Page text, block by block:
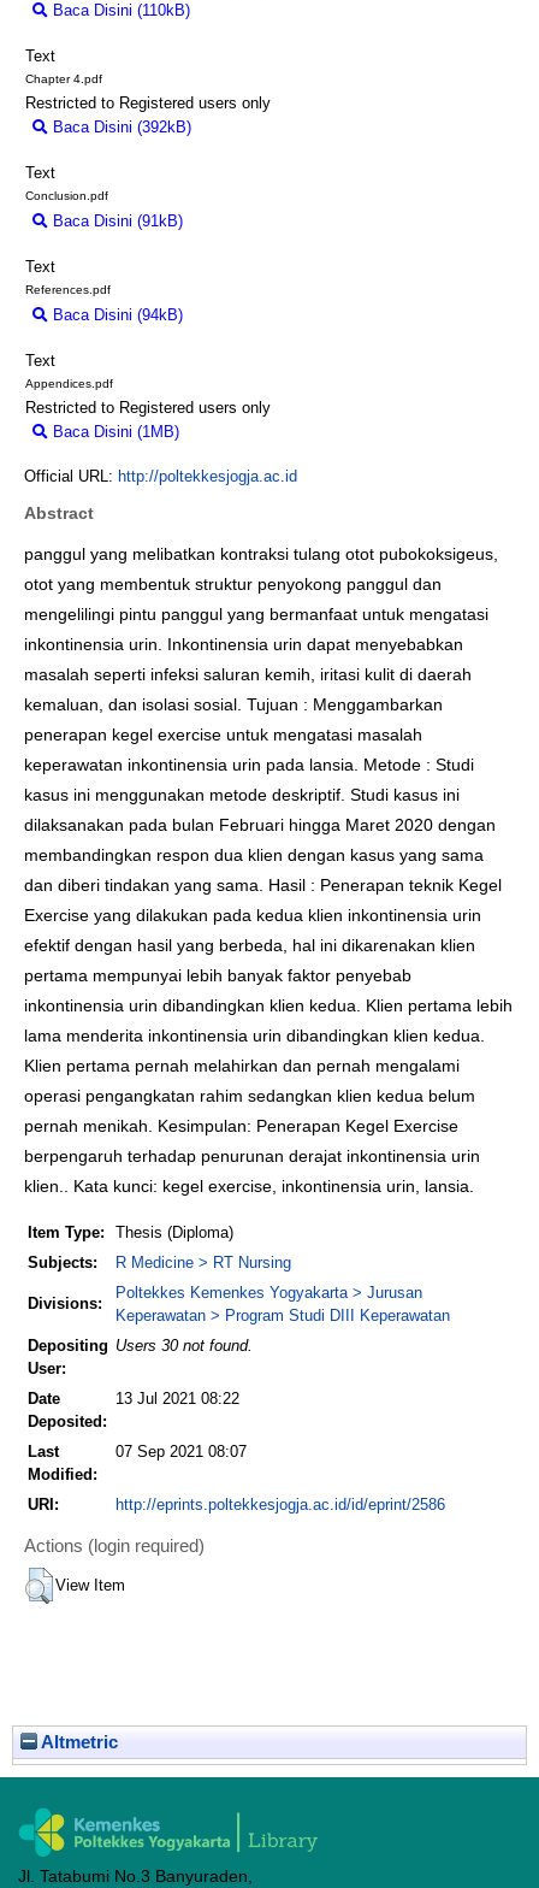
Baca Disini (110kB)
Text
Chapter 4.pdf
Restricted to Registered users only
Baca Disini (392kB)
Text
Conclusion.pdf
Baca Disini (91kB)
Text
References.pdf
Baca Disini (94kB)
Text
Appendices.pdf
Restricted to Registered users only
Baca Disini (1MB)
Official URL: http://poltekkesjogja.ac.id
Abstract
panggul yang melibatkan kontraksi tulang otot pubokoksigeus,
otot yang membentuk struktur penyokong panggul dan
mengelilingi pintu panggul yang bermanfaat untuk mengatasi
inkontinensia urin. Inkontinensia urin dapat menyebabkan
masalah seperti infeksi saluran kemih, iritasi kulit di daerah
kemaluan, dan isolasi sosial. Tujuan : Menggambarkan
penerapan kegel exercise untuk mengatasi masalah
keperawatan inkontinensia urin pada lansia. Metode : Studi
kasus ini menggunakan metode deskriptif. Studi kasus ini
dilaksanakan pada bulan Februari hingga Maret 2020 dengan
membandingkan respon dua klien dengan kasus yang sama
dan diberi tindakan yang sama. Hasil : Penerapan teknik Kegel
Exercise yang dilakukan pada kedua klien inkontinensia urin
efektif dengan hasil yang berbeda, hal ini dikarenakan klien
pertama mempunyai lebih banyak faktor penyebab
inkontinensia urin dibandingkan klien kedua. Klien pertama lebih
lama menderita inkontinensia urin dibandingkan klien kedua.
Klien pertama pernah melahirkan dan pernah mengalami
operasi pengangkatan rahim sedangkan klien kedua belum
pernah menikah. Kesimpulan: Penerapan Kegel Exercise
berpengaruh terhadap penurunan derajat inkontinensia urin
klien.. Kata kunci: kegel exercise, inkontinensia urin, lansia.
Item Type:
Thesis (Diploma)
Subjects:
R Medicine > RT Nursing
Divisions:
Poltekkes Kemenkes Yogyakarta > Jurusan
Keperawatan > Program Studi DIII Keperawatan
Depositing
User:
Users 30 not found.
Date
Deposited:
13 Jul 2021 08:22
Last
Modified:
07 Sep 2021 08:07
URI: http://eprints.poltekkesjogja.ac.id/id/eprint/2586
Actions (login required)
View Item
Altmetric
Jl. Tatabumi No.3 Banyuraden,